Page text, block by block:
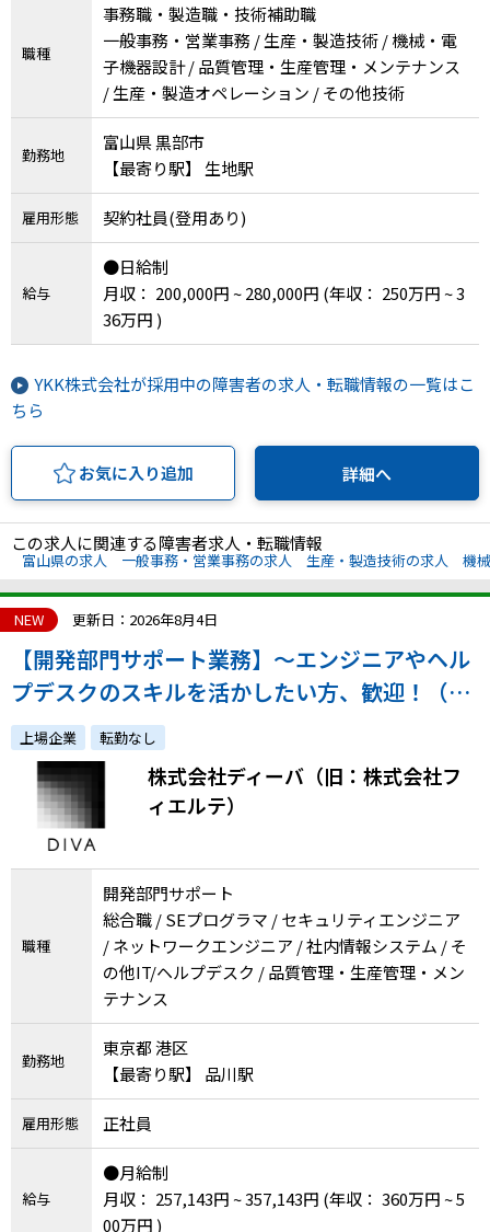
職種
事務職・製造職・技術補助職
一般事務・営業事務 / 生産・製造技術 / 機械・電
子機器設計 / 品質管理・生産管理・メンテナンス
/ 生産・製造オペレーション / その他技術
勤務地
富山県 黒部市
【最寄り駅】 生地駅
雇用形態 契約社員(登用あり)
給与
●日給制
月収： 200,000円 ~ 280,000円 (年収： 250万円 ~ 3
36万円 )
YKK株式会社が採用中の障害者の求人・転職情報の一覧はこ
ちら
お気に入り追加 詳細へ
この求人に関連する障害者求人・転職情報
富山県の求人 一般事務・営業事務の求人 生産・製造技術の求人 機
NEW 更新日：2026年8月4日
【開発部門サポート業務】～エンジニアやヘル
プデスクのスキルを活かしたい方、歓迎！（テ
スト業務等）～
上場企業 転勤なし
株式会社ディーバ（旧：株式会社フ
ィエルテ）
職種
開発部門サポート
総合職 / SEプログラマ / セキュリティエンジニア
/ ネットワークエンジニア / 社内情報システム / そ
の他IT/ヘルプデスク / 品質管理・生産管理・メン
テナンス
勤務地
東京都 港区
【最寄り駅】 品川駅
雇用形態 正社員
給与
●月給制
月収： 257,143円 ~ 357,143円 (年収： 360万円 ~ 5
00万円 )